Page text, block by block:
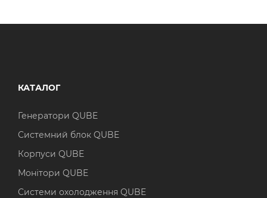
КАТАЛОГ
Генератори QUBE
Системний блок QUBE
Корпуси QUBE
Монітори QUBE
Системи охолодження QUBE